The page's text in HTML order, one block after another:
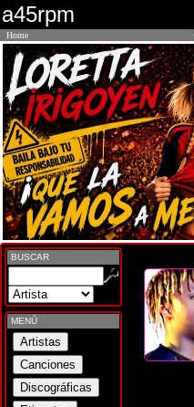
a45rpm
Home
BUSCAR
MENÚ